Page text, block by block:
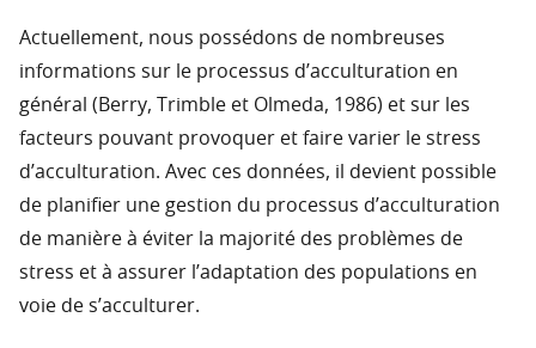
Actuellement, nous possédons de nombreuses
informations sur le processus d’acculturation en
général (Berry, Trimble et Olmeda, 1986) et sur les
facteurs pouvant provoquer et faire varier le stress
d’acculturation. Avec ces données, il devient possible
de planifier une gestion du processus d’acculturation
de manière à éviter la majorité des problèmes de
stress et à assurer l’adaptation des populations en
voie de s’acculturer.